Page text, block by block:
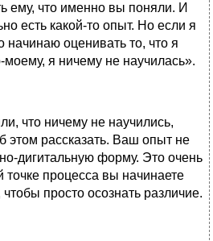
ему, что именно вы поняли. И
есть какой-то опыт. Но если я
начинаю оценивать то, что я
я ничему не научилась».
что ничему не научились,
этом рассказать. Ваш опыт не
дигитальную форму. Это очень
процесса вы начинаете
просто осознать различие.